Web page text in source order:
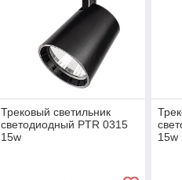
Трековый светильник
светодиодный PTR 0315
15w
15w